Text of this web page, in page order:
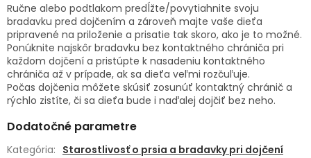
Ručne alebo podtlakom predĺžte/povytiahnite svoju
bradavku pred dojčením a zároveň majte vaše dieťa
pripravené na priloženie a prisatie tak skoro, ako je to možné.
Ponúknite najskôr bradavku bez kontaktného chrániča pri
každom dojčení a pristúpte k nasadeniu kontaktného
chrániča až v prípade, ak sa dieťa veľmi rozčuľuje.
Počas dojčenia môžete skúsiť zosunúť kontaktný chránič a
rýchlo zistíte, či sa dieťa bude i naďalej dojčiť bez neho.
Dodatočné parametre
Kategória: Starostlivosť o prsia a bradavky pri dojčení